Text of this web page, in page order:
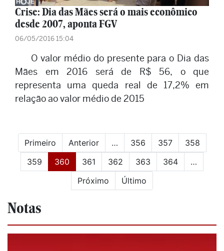
Crise: Dia das Mães será o mais econômico
desde 2007, aponta FGV
06/05/2016 15:04
O valor médio do presente para o Dia das
Mães em 2016 será de R$ 56, o que
representa uma queda real de 17,2% em
relação ao valor médio de 2015
Primeiro Anterior … 356 357
358
359
360(current)
361 362 363 364
…
Próximo
Último
Notas